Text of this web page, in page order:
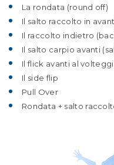
La rondata (round off)
Il salto raccolto in
Il raccolto indietro
Il salto carpio avanti
Il flick avanti al
Il side flip
Pull Over
Rondata + salto